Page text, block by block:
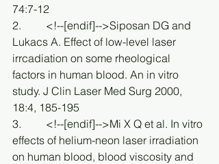
74:7-12
2.         <!--[endif]-->Siposan DG and
Lukacs A. Effect of low-level laser
irrcadiation on some rheological
factors in human blood. An in vitro
study. J Clin Laser Med Surg 2000,
18:4, 185-195
3.         <!--[endif]-->Mi X Q et al. In vitro
effects of helium-neon laser irradiation
on human blood, blood viscosity and